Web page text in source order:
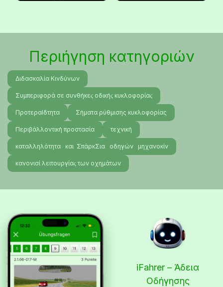
Περιήγηση κατηγοριών
Διδασκαλία Κινδύνων
Συμπεριφορά σε συνθήκεϛ οδικήϛ κυκλοφορίαϛ
ΠροτεραΙδτητα Σήματα ρύθμισης κυκλοφορίας
Περιβάλλοντική προστασία τεχνική
καταλληλότητα και ΣπάρκΣια οδηγών μηχανοκίν
κανονισί λειτουργίαϛ των οχημάτων
iFahrer – Άδεια
Οδήγησης